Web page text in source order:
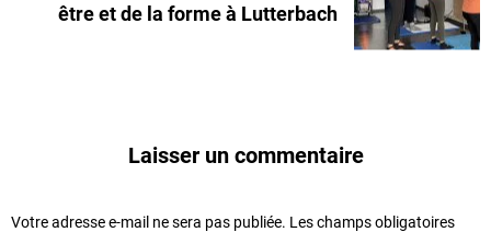
être et de la forme à Lutterbach
Laisser un commentaire
Votre adresse e-mail ne sera pas publiée. Les champs obligatoires